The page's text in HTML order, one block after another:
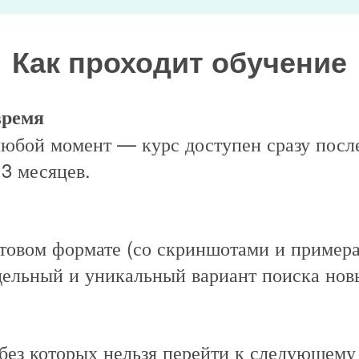
Как проходит обучение
момент — курс доступен сразу
месяцев.
формате (со скриншотами и
и уникальный вариант поиска
которых нельзя перейти к